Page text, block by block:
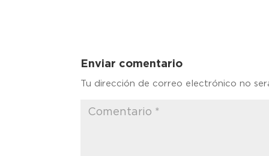
Enviar comentario
Tu dirección de correo electrónico no